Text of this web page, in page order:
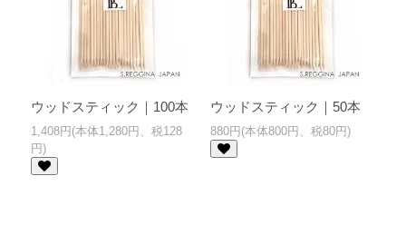
ウッドスティック｜100本
1,408円(本体1,280円、税128
円)
ウッドスティック｜50本
880円(本体800円、税80円)